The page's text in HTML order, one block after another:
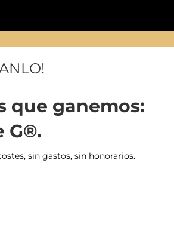
que ganemos:
G®.
sin gastos, sin honorarios.